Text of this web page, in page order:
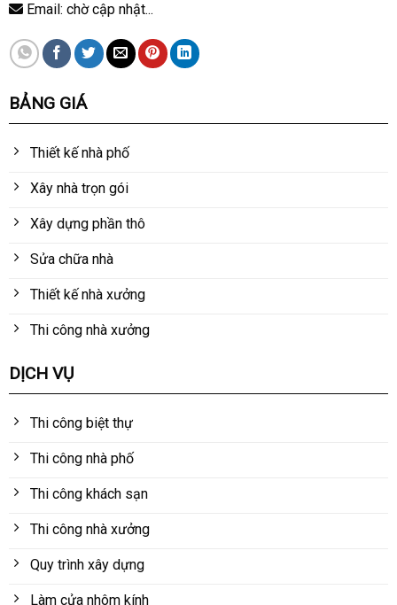
Email: chờ cập nhật...
BẢNG GIÁ
Thiết kế nhà phố
Xây nhà trọn gói
Xây dựng phần thô
Sửa chữa nhà
Thiết kế nhà xưởng
Thi công nhà xưởng
DỊCH VỤ
Thi công biệt thự
Thi công nhà phố
Thi công khách sạn
Thi công nhà xưởng
Quy trình xây dựng
Làm cửa nhôm kính